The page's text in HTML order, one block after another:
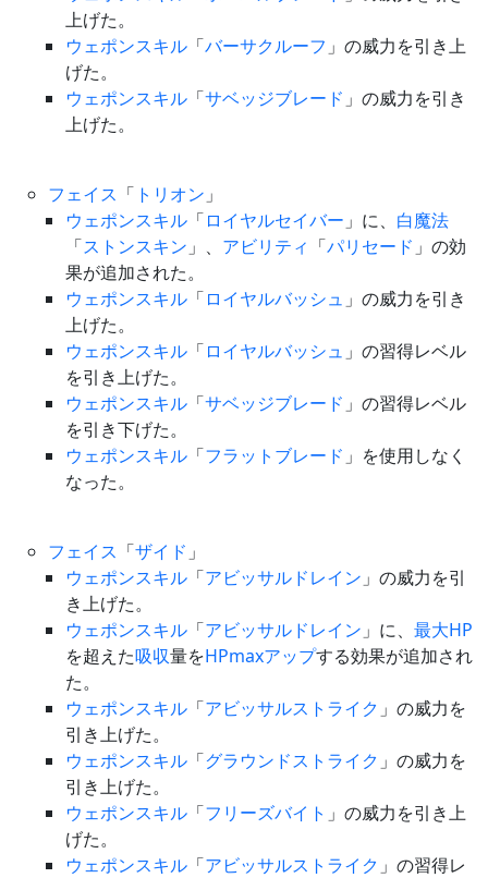
上げた。
ウェポンスキル 「バーサクルーフ 」の威力を引き上
げた。
ウェポンスキル 「サベッジブレード 」の威力を引き
上げた。
フェイス 「 トリオン 」
ウェポンスキル 「ロイヤルセイバー 」に、 白魔法
「ストンスキン 」、 アビリティ 「パリセード 」の効
果が追加された。
ウェポンスキル 「ロイヤルバッシュ 」の威力を引き
上げた。
ウェポンスキル 「ロイヤルバッシュ 」の習得レベル
を引き上げた。
ウェポンスキル 「サベッジブレード 」の習得レベル
を引き下げた。
ウェポンスキル 「フラットブレード 」を使用しなく
なった。
フェイス 「ザイド 」
ウェポンスキル 「アビッサルドレイン 」の威力を引
き上げた。
ウェポンスキル 「アビッサルドレイン 」に、 最大HP
を超えた吸収量をHPmaxアップする効果が追加され
た。
ウェポンスキル 「アビッサルストライク 」の威力を
引き上げた。
ウェポンスキル 「グラウンドストライク 」の威力を
引き上げた。
ウェポンスキル 「フリーズバイト 」の威力を引き上
げた。
ウェポンスキル 「アビッサルストライク 」の習得レ